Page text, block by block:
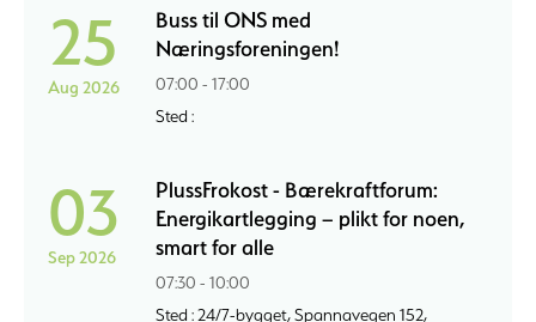
25
Aug 2026
Buss til ONS med
Næringsforeningen!
07:00 - 17:00
Sted :
03
Sep 2026
PlussFrokost - Bærekraftforum:
Energikartlegging – plikt for noen,
smart for alle
07:30 - 10:00
Sted : 24/7-bygget, Spannavegen 152,